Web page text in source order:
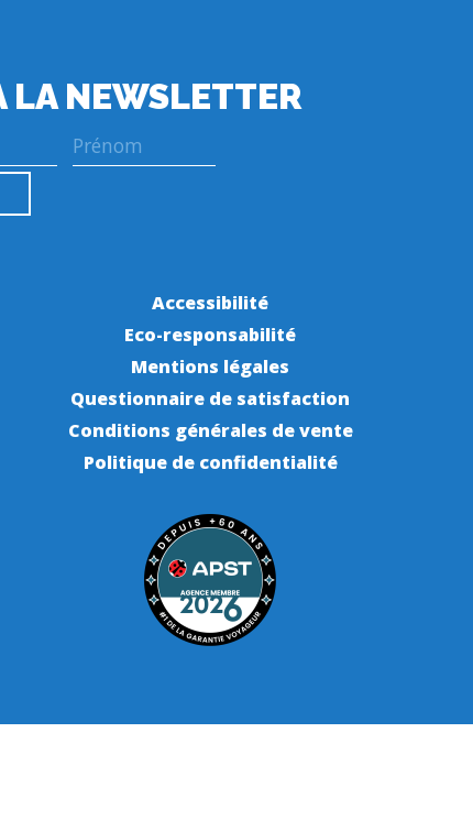
LA NEWSLETTER
Accessibilité
Eco-responsabilité
Mentions légales
Questionnaire de satisfaction
Conditions générales de vente
Politique de confidentialité